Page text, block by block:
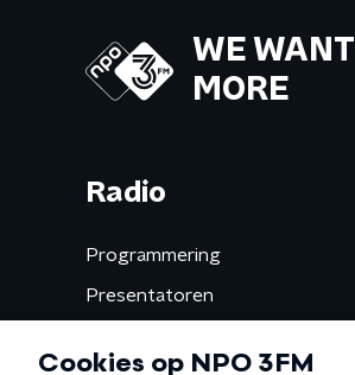
WE WANT
MORE
Radio
Programmering
Presentatoren